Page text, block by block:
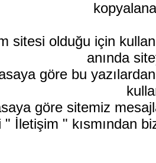
sitesi olduğu için
anında
göre bu
göre sitemiz
İletişim " kısmından